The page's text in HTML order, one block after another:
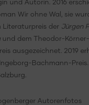
Wir ohne Wal, sie
Literaturpreis der Jürgen
und dem Theodor-Körner-
ausgezeichnet. 2019
Bachmann-Preis.
Autorenfotos